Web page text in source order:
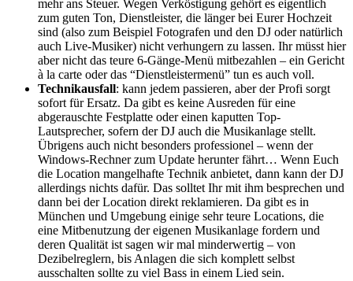
mehr ans Steuer. Wegen Verköstigung gehört es eigentlich
zum guten Ton, Dienstleister, die länger bei Eurer Hochzeit
sind (also zum Beispiel Fotografen und den DJ oder natürlich
auch Live-Musiker) nicht verhungern zu lassen. Ihr müsst hier
aber nicht das teure 6-Gänge-Menü mitbezahlen – ein Gericht
à la carte oder das “Dienstleistermenü” tun es auch voll.
Technikausfall: kann jedem passieren, aber der Profi sorgt
sofort für Ersatz. Da gibt es keine Ausreden für eine
abgerauschte Festplatte oder einen kaputten Top-
Lautsprecher, sofern der DJ auch die Musikanlage stellt.
Übrigens auch nicht besonders professionel – wenn der
Windows-Rechner zum Update herunter fährt… Wenn Euch
die Location mangelhafte Technik anbietet, dann kann der DJ
allerdings nichts dafür. Das solltet Ihr mit ihm besprechen und
dann bei der Location direkt reklamieren. Da gibt es in
München und Umgebung einige sehr teure Locations, die
eine Mitbenutzung der eigenen Musikanlage fordern und
deren Qualität ist sagen wir mal minderwertig – von
Dezibelreglern, bis Anlagen die sich komplett selbst
ausschalten sollte zu viel Bass in einem Lied sein.